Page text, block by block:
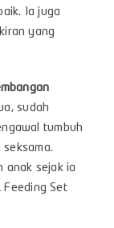
Ia juga
yang
sudah
tumbuh
anak sejak ia
Feeding Set